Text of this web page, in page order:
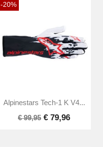
-20%
Alpinestars Tech-1 K V4...
€ 99,95 € 79,96